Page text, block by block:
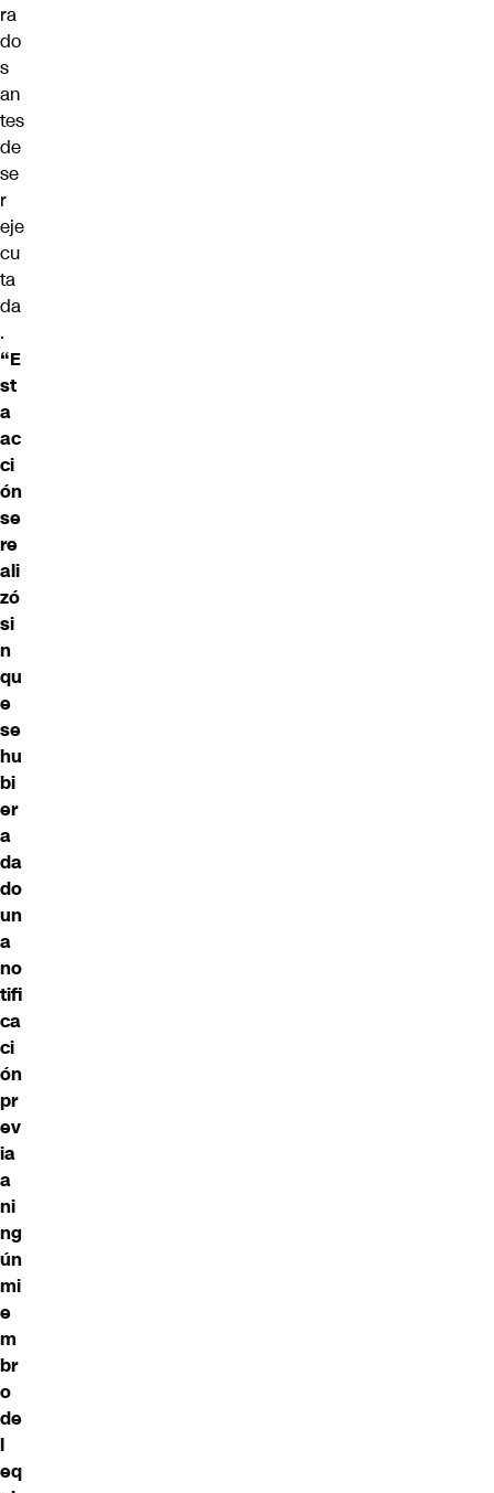
ra
do
s
an
tes
de
se
r
eje
cu
ta
da
.
“E
st
a
ac
ci
ón
se
re
ali
zó
si
n
qu
e
se
hu
bi
er
a
da
do
un
a
no
tifi
ca
ci
ón
pr
ev
ia
a
ni
ng
ún
mi
e
m
br
o
de
l
eq